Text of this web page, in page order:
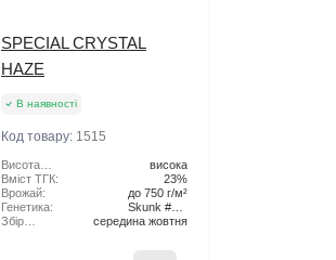
SPECIAL CRYSTAL
HAZE
В наявності
Код товару: 1515
Висота
рослини:
висока
Вміст ТГК:
23%
Врожай:
до 750 г/м²
Генетика:
Skunk #1 x
Northern Lights x
Збір
середина жовтня